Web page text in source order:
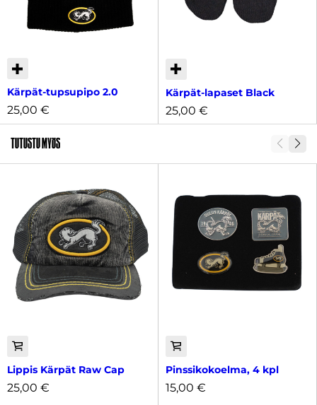
Kärpät-tupsupipo 2.0
25,00 €
Kärpät-lapaset Black
25,00 €
Tutustu myös
Lippis Kärpät Raw Cap
25,00 €
Pinssikokoelma, 4 kpl
15,00 €